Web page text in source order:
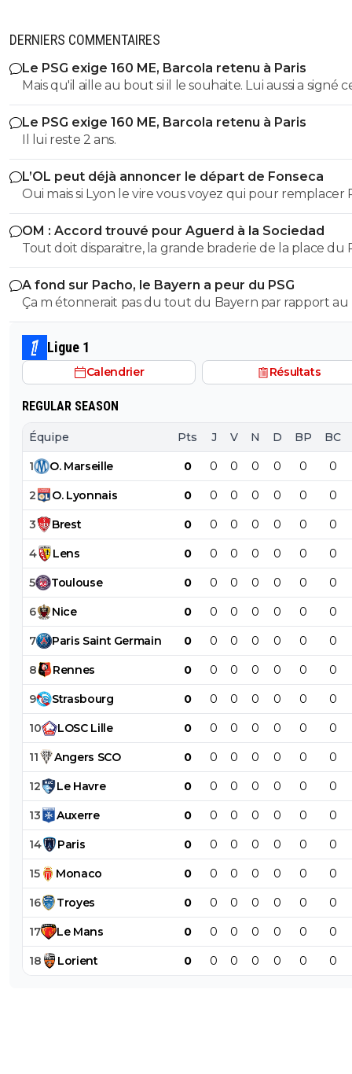
DERNIERS COMMENTAIRES
Le PSG exige 160 ME, Barcola retenu à Paris
Mais qu'il aille au bout si il le souhaite. Lui aussi a signé
contrat et lui aussi doit le respecter si pas d'accord avec
Liverpool. On va pas pleurer non plus....
Le PSG exige 160 ME, Barcola retenu à Paris
Il lui reste 2 ans.
L’OL peut déjà annoncer le départ de Fonseca
Oui mais si Lyon le vire vous voyez qui pour remplacer
OM : Accord trouvé pour Aguerd à la Sociedad
Tout doit disparaitre, la grande braderie de la place du
continue ! 😂🤣🤣
A fond sur Pacho, le Bayern a peur du PSG
Ça m étonnerait pas du tout du Bayern par rapport au
athlétique et mental de pacho qui correspond à ce qu
le Bayern habituellement à l image d’un boateng ou
Lucio. Mais aucune chance que ça se fasse cette
ont quand même déjà upamecano, kim et tah qui
au Bayern.
Ligue 1
Calendrier Résultats
REGULAR SEASON
Équipe Pts J V N D BP BC
1 O. Marseille 0 0 0 0 0 0 0
2 O. Lyonnais 0 0 0 0 0 0 0
3 Brest 0 0 0 0 0 0 0
4 Lens 0 0 0 0 0 0 0
5 Toulouse 0 0 0 0 0 0 0
6 Nice 0 0 0 0 0 0 0
7 Paris Saint Germain 0 0 0 0 0 0 0
8 Rennes 0 0 0 0 0 0 0
9 Strasbourg 0 0 0 0 0 0 0
10 LOSC Lille 0 0 0 0 0 0 0
11 Angers SCO 0 0 0 0 0 0 0
12 Le Havre 0 0 0 0 0 0 0
13 Auxerre 0 0 0 0 0 0 0
14 Paris 0 0 0 0 0 0 0
15 Monaco 0 0 0 0 0 0 0
16 Troyes 0 0 0 0 0 0 0
17 Le Mans 0 0 0 0 0 0 0
18 Lorient 0 0 0 0 0 0 0